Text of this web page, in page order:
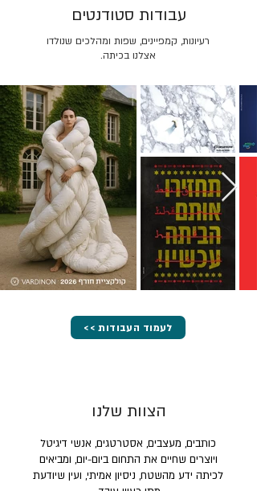
רעיונות, קמפיינים, שפות ומהלכים שנולדו
אצלנו בכיתה.
עבודות סטודנטים
<< לעמוד העבודות
הצוות שלנו
כותבים, מעצבים, אסטרטגים, אנשי דיגיטל
ויוצרים שחיים את התחום ביום-יום, ומביאים
לכיתה ידע מהשטח, ניסיון אמיתי, ועין שיודעת